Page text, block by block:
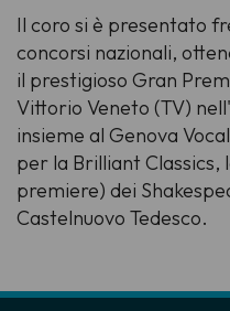
Il coro si è presentato
concorsi nazionali,
il prestigioso Gran
Vittorio Veneto (TV)
insieme al Genova
per la Brilliant Classics,
premiere) dei
Castelnuovo Tedesco.